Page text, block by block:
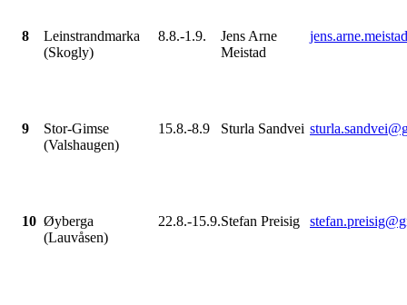
8
Leinstrandmarka
(Skogly)
8.8.-1.9.
Jens Arne
Meistad
9
Stor-Gimse
(Valshaugen)
15.8.-8.9 Sturla Sandvei
10 Øyberga
(Lauvåsen)
22.8.-15.9.Stefan Preisig